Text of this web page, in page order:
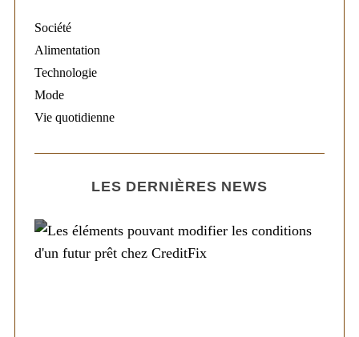
Société
Alimentation
Technologie
Mode
Vie quotidienne
LES DERNIÈRES NEWS